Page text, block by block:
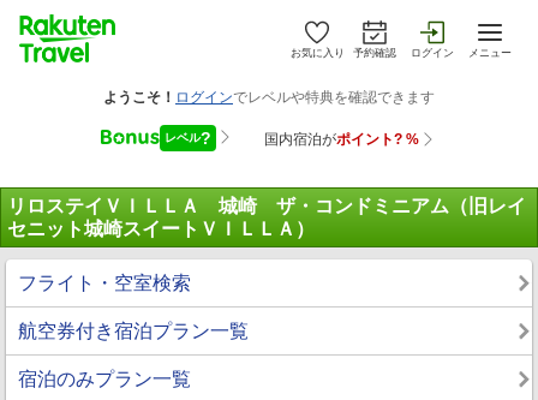
お気に入り 予約確認 ログイン メニュー
リロステイＶＩＬＬＡ 城崎 ザ・コンドミニアム（旧レイ
セニット城崎スイートＶＩＬＬＡ）
フライト・空室検索
航空券付き宿泊プラン一覧
宿泊のみプラン一覧